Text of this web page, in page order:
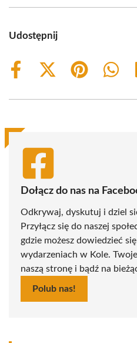
Udostępnij
Share
Share
(Twitter)
Share
Share
Dołącz do nas na
Odkrywaj, dyskutuj i dziel
Przyłącz się do naszej
gdzie możesz dowiedzieć
wydarzeniach w Kole.
naszą stronę i bądź na
Polub nas!